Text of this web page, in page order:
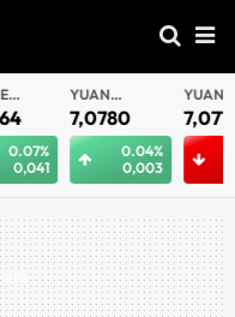
0.07%
0,041
YUAN
OFFSHORE
7,0780
0.04%
0,003
YUAN
7,0770